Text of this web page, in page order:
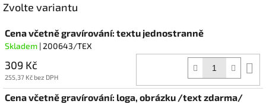
Zvolte variantu
Cena včetně gravírování: textu jednostranně
Skladem | 200643/TEX
309 Kč
255,37 Kč bez DPH
Cena včetně gravírování: loga, obrázku /text zdarma/